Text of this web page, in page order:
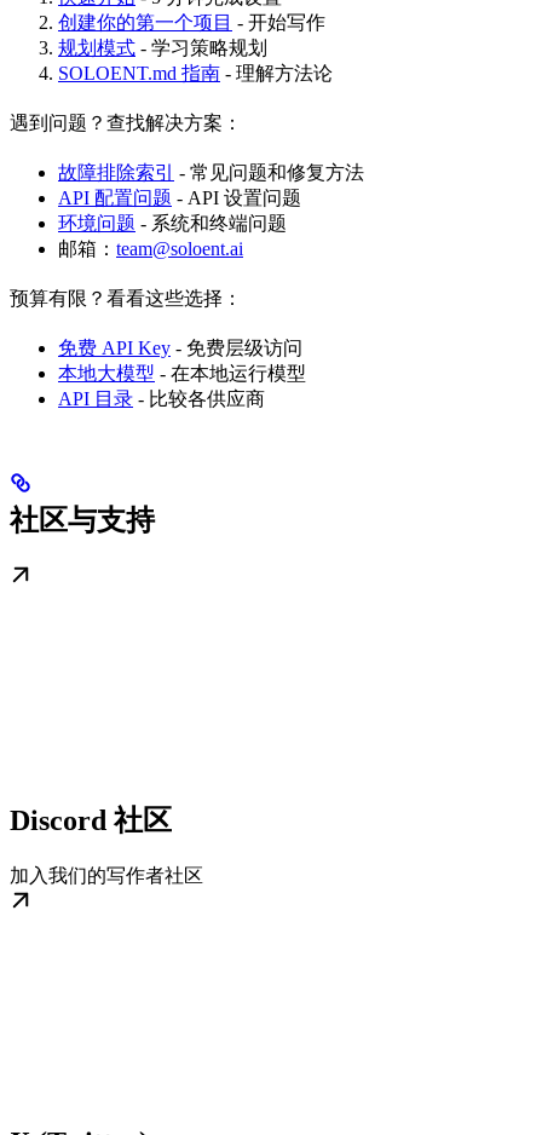
创建你的第一个项目 - 开始写作
规划模式 - 学习策略规划
SOLOENT.md 指南 - 理解方法论
遇到问题？查找解决方案：
故障排除索引
- 常见问题和修复方法
API 配置问题 - API 设置问题
环境问题 - 系统和终端问题
邮箱： team@soloent.ai
预算有限？看看这些选择：
免费 API Key - 免费层级访问
本地大模型 - 在本地运行模型
API 目录 - 比较各供应商
社区与支持
Discord 社区
加入我们的写作者社区